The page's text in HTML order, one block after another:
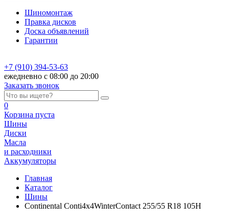
Шиномонтаж
Правка дисков
Доска объявлений
Гарантии
+7 (910) 394-53-63
ежедневно с 08:00 до 20:00
Заказать звонок
0
Корзина пуста
Шины
Диски
Масла
и расходники
Аккумуляторы
Главная
Каталог
Шины
Continental Conti4x4WinterContact 255/55 R18 105H